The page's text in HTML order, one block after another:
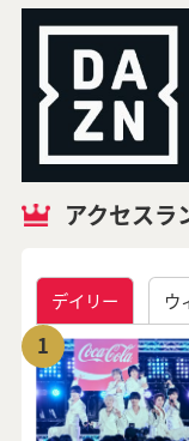
アクセスラ
デイリー ウ
1